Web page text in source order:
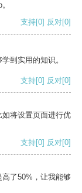
支持[0] 反对[0]
到实用的知识。
支持[0] 反对[0]
将设置页面进行优
支持[0] 反对[0]
了50%，让我能够